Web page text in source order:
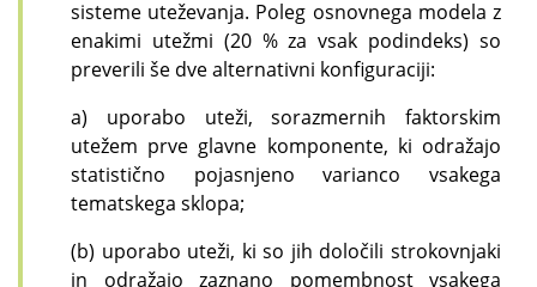
sisteme uteževanja. Poleg osnovnega modela z
enakimi utežmi (20 % za vsak podindeks) so
preverili še dve alternativni konfiguraciji:
a) uporabo uteži, sorazmernih faktorskim
utežem prve glavne komponente, ki odražajo
statistično pojasnjeno varianco vsakega
tematskega sklopa;
(b) uporabo uteži, ki so jih določili strokovnjaki
in odražajo zaznano pomembnost vsakega